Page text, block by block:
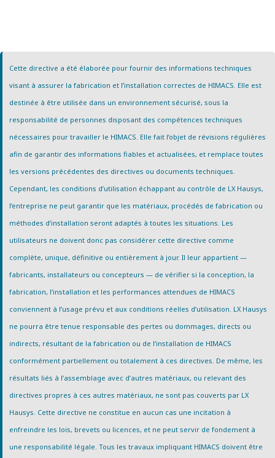
Cette directive a été élaborée pour fournir des informations techniques
visant à assurer la fabrication et l’installation correctes de HIMACS. Elle est
destinée à être utilisée dans un environnement sécurisé, sous la
responsabilité de personnes disposant des compétences techniques
nécessaires pour travailler le HIMACS. Elle fait l’objet de révisions régulières
afin de garantir des informations fiables et actualisées, et remplace toutes
les versions précédentes des directives ou documents techniques.
Cependant, les conditions d’utilisation échappant au contrôle de LX Hausys,
l’entreprise ne peut garantir que les matériaux, procédés de fabrication ou
méthodes d’installation seront adaptés à toutes les situations. Les
utilisateurs ne doivent donc pas considérer cette directive comme
complète, unique, définitive ou entièrement à jour. Il leur appartient —
fabricants, installateurs ou concepteurs — de vérifier si la conception, la
fabrication, l’installation et les performances attendues de HIMACS
conviennent à l’usage prévu et aux conditions réelles d’utilisation. LX Hausys
ne pourra être tenue responsable des pertes ou dommages, directs ou
indirects, résultant de la fabrication ou de l’installation de HIMACS
conformément partiellement ou totalement à ces directives. De même, les
résultats liés à l’assemblage avec d’autres matériaux, ou relevant des
directives propres à ces autres matériaux, ne sont pas couverts par LX
Hausys. Cette directive ne constitue en aucun cas une incitation à
enfreindre les lois, brevets ou licences, et ne peut servir de fondement à
une responsabilité légale. Tous les travaux impliquant HIMACS doivent être